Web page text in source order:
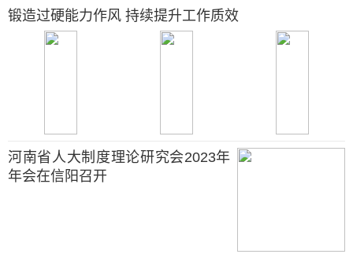
锻造过硬能力作风 持续提升工作质效
河南省人大制度理论研究会2023年
年会在信阳召开